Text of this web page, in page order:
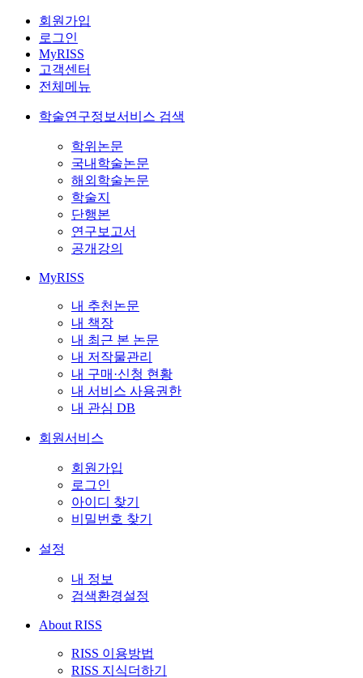
회원가입
로그인
MyRISS
고객센터
전체메뉴
학술연구정보서비스 검색
학위논문
국내학술논문
해외학술논문
학술지
단행본
연구보고서
공개강의
MyRISS
내 추천논문
내 책장
내 최근 본 논문
내 저작물관리
내 구매·신청 현황
내 서비스 사용권한
내 관심 DB
회원서비스
회원가입
로그인
아이디 찾기
비밀번호 찾기
설정
내 정보
검색환경설정
About RISS
RISS 이용방법
RISS 지식더하기